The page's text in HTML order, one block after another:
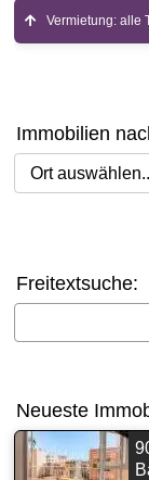
Vermietung: alle
Immobilien
Ort auswählen
Freitextsuche:
Neueste